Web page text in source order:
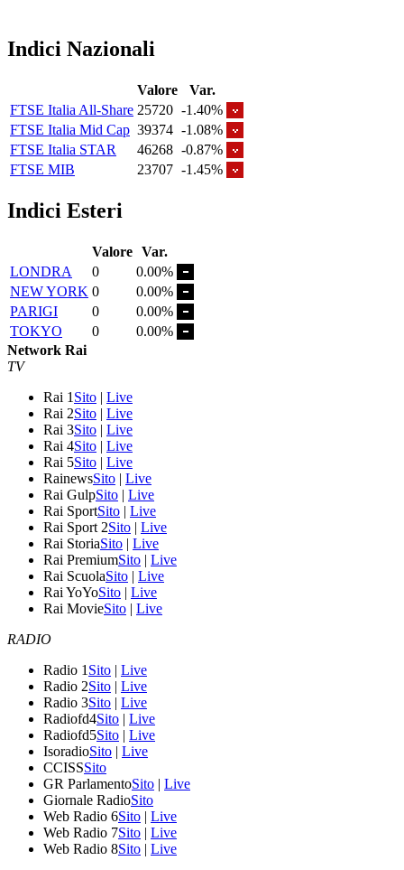
Indici Nazionali
Valore
Var.
FTSE Italia All-Share 25720 -1.40%
FTSE Italia Mid Cap 39374 -1.08%
FTSE Italia STAR
46268 -0.87%
FTSE MIB
23707 -1.45%
Indici Esteri
Valore Var.
LONDRA
0
0.00%
NEW YORK 0
0.00%
PARIGI
0
0.00%
TOKYO
0
0.00%
Network Rai
TV
Rai 1 Sito | Live
Rai 2Sito | Live
Rai 3Sito | Live
Rai 4Sito | Live
Rai 5Sito | Live
RainewsSito | Live
Rai GulpSito | Live
Rai SportSito | Live
Rai Sport 2Sito | Live
Rai StoriaSito | Live
Rai PremiumSito | Live
Rai ScuolaSito | Live
Rai YoYoSito | Live
Rai MovieSito | Live
RADIO
Radio 1 Sito | Live
Radio 2Sito | Live
Radio 3Sito | Live
Radiofd4Sito | Live
Radiofd5Sito | Live
IsoradioSito | Live
CCISSSito
GR ParlamentoSito | Live
Giornale RadioSito
Web Radio 6Sito | Live
Web Radio 7Sito | Live
Web Radio 8Sito | Live